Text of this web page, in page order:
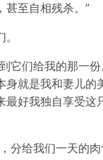
甚至自相残杀。”
它们给我的那一份
就是我和妻儿的
最好我独自享受这
分给我们一天的肉